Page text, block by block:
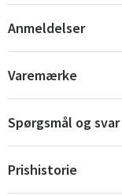
Anmeldelser
Varemærke
Spørgsmål og svar
Prishistorie